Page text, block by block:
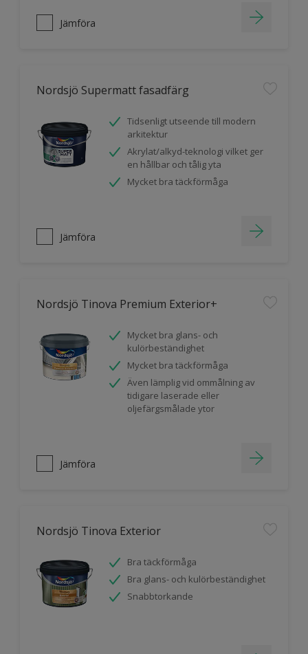
Jämföra
Nordsjö Supermatt fasadfärg
Tidsenligt utseende till modern
arkitektur
Akrylat/alkyd-teknologi vilket ger
en hållbar och tålig yta
Mycket bra täckförmåga
Jämföra
Nordsjö Tinova Premium Exterior+
Mycket bra glans- och
kulörbeständighet
Mycket bra täckförmåga
Även lämplig vid ommålning av
tidigare laserade eller
oljefärgsmålade ytor
Jämföra
Nordsjö Tinova Exterior
Bra täckförmåga
Bra glans- och kulörbeständighet
Snabbtorkande